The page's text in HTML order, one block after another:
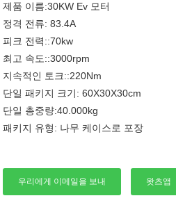
제품 이름:30KW Ev 모터
정격 전류: 83.4A
피크 전력::70kw
최고 속도::3000rpm
지속적인 토크::220Nm
단일 패키지 크기: 60X30X30cm
단일 총중량:40.000kg
패키지 유형: 나무 케이스로 포장
우리에게 이메일을 보내 왓츠앱